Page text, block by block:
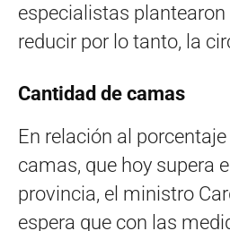
especialistas
reducir por lo tanto, la
Cantidad de camas
En relación al
camas, que hoy supera
provincia, el ministro
espera que con las